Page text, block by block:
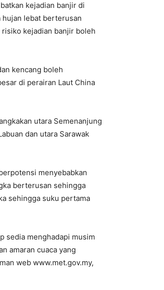
kejadian banjir di
hujan lebat berterusan
kejadian banjir boleh
kencang boleh
di perairan Laut China
utara Semenanjung
dan utara Sarawak
menyebabkan
berterusan sehingga
sehingga suku pertama
sedia menghadapi musim
amaran cuaca yang
web www.met.gov.my,